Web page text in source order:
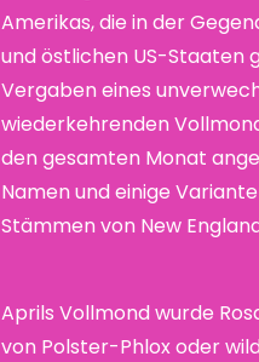
Amerikas, die in der
und östlichen US-Staaten
Vergaben eines
wiederkehrenden
den gesamten Monat
Namen und einige
Stämmen von New
Aprils Vollmond wurde
von Polster-Phlox oder